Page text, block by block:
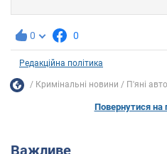
0 0
Редакційна політика
Кримінальні новини П'яні
Повернутися на
Важливе